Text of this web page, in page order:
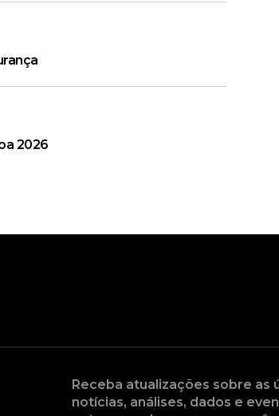
2026
Receba atualizações sobre as
notícias, análises, dados e